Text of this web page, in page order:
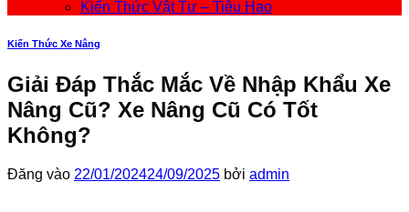
Kiến Thức Vật Tư – Tiêu Hao
Kiến Thức Xe Nâng
Giải Đáp Thắc Mắc Về Nhập Khẩu Xe
Nâng Cũ? Xe Nâng Cũ Có Tốt
Không?
Đăng vào 22/01/202424/09/2025 bởi admin